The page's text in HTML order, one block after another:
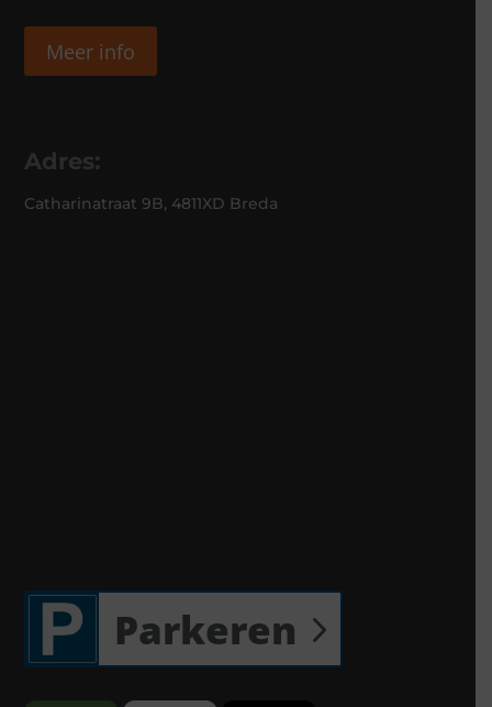
Meer info
Adres:
Catharinatraat 9B, 4811XD Breda
Parkeren